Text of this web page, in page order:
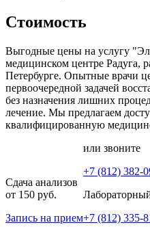
Стоимость
Выгодные цены на услугу
медицинском центре Радуга,
Петербурге. Опытные врачи
первоочередной задачей
без назначения лишних
лечение. Мы предлагаем
квалифицированную
Сдача анализов
от 150 руб.
Запись на прием
или звоните
+7 (812) 382-
+7 (812) 335-